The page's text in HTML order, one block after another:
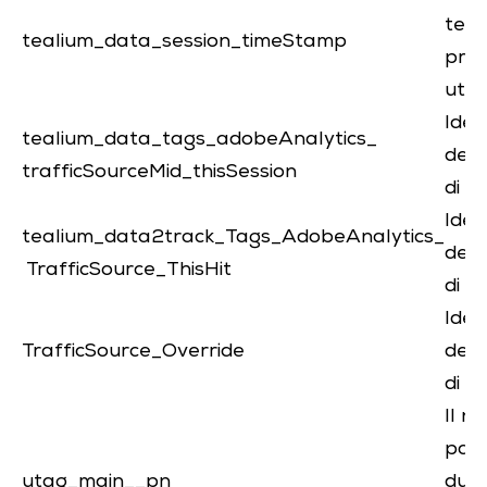
tealium_data_session_timeStamp
tealium_data_tags_adobeAnalytics_
trafficSourceMid_thisSession
di
tealium_data2track_Tags_AdobeAnalytics_
TrafficSource_ThisHit
di
TrafficSource_Override
di
utag_main__pn
Il